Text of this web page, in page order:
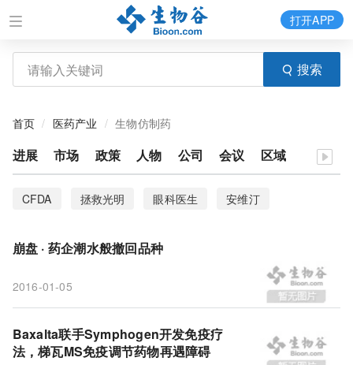
搜索
打开APP
首页 医药产业 生物仿制药
进展 市场 政策 人物 公司 会议 区域
CFDA 拯救光明 眼科医生
安维汀
股票
非处方药
生物制药 Baxalta 药企
自查
新药受理 申报 处方药
2015年
崩盘 · 药企潮水般撤回品种
2016-01-05
Baxalta联手Symphogen开发免疫疗
法，梯瓦MS免疫调节药物再遇障碍